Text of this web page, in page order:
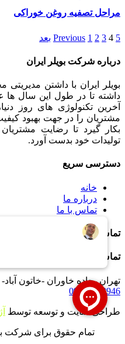
مراحل تصفیه روغن خوراکی
Previous 1 2 3 4 5 بعد
درباره شرکت بویلر ایران
بویلر ایران با داشتن
داشته تا در طول این سال ها
آخرین تکنولوژی های روز
مشتریان را در جهت بهبود
بکار گیرد تا رضایت
تولیدات خود بدست آورد.
دسترسی سریع
خانه
درباره ما
تماس با ما
تماس با ما
تماس با ما
تهران -جاده خاوران -خاتون آباد-
09121233946
طراحی سایت و توسعه توسط
تمام حقوق برای شرکت